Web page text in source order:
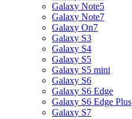
Galaxy Note5
Galaxy Note7
Galaxy On7
Galaxy S3
Galaxy S4
Galaxy S5
Galaxy S5 mini
Galaxy S6
Galaxy S6 Edge
Galaxy S6 Edge Plus
Galaxy S7